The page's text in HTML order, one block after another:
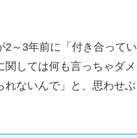
～3年前に「付き合って
関しては何も言っちゃダ
ないんで」と、思わせ